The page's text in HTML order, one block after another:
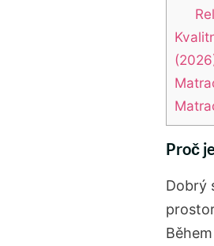
Proč
Dobrý